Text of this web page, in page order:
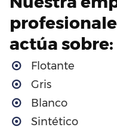
actúa sobre:
Flotante
Gris
Blanco
Sintético